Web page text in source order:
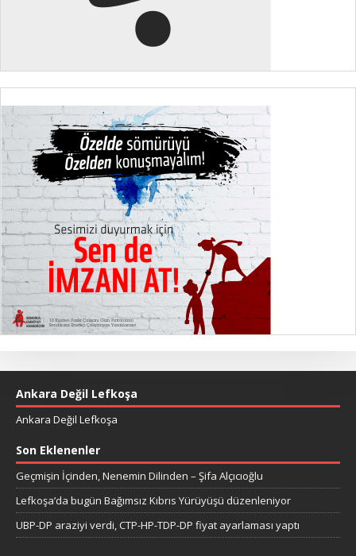
Ankara Değil Lefkoşa
Ankara Değil Lefkoşa
Son Eklenenler
Geçmişin İçinden, Nenemin Dilinden – Şifa Alçıcıoğlu
Lefkoşa’da bugün Bağımsız Kıbrıs Yürüyüşü düzenleniyor
UBP-DP araziyi verdi, CTP-HP-TDP-DP fiyat ayarlaması yaptı